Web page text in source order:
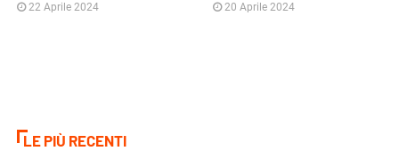
22 Aprile 2024 20 Aprile 2024
LE PIÙ RECENTI